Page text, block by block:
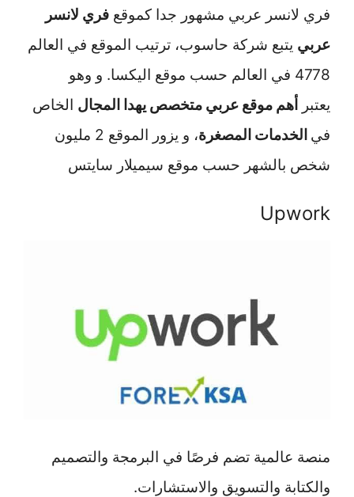
فري لانسر عربي مشهور جدا كموقع فري لانسر
عربي يتبع شركة حاسوب، ترتيب الموقع في العالم
4778 في العالم حسب موقع اليكسا. و وهو
يعتبر
أهم موقع عربي متخصص يهدا المجال الخاص
في الخدمات المصغرة
، و يزور الموقع 2 مليون
شخص بالشهر حسب موقع سيميلار سايتس
Upwork
منصة عالمية تضم فرصًا في البرمجة والتصميم
والكتابة والتسويق والاستشارات.